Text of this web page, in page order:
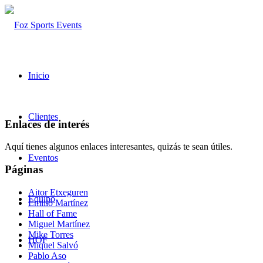
Inicio
Clientes
Eventos
Equipo
HOF
Enlaces de interés
Aquí tienes algunos enlaces interesantes, quizás te sean útiles.
Páginas
Aitor Etxeguren
Emilio Martínez
Hall of Fame
Miguel Martínez
Mike Torres
Miquel Salvó
Pablo Aso